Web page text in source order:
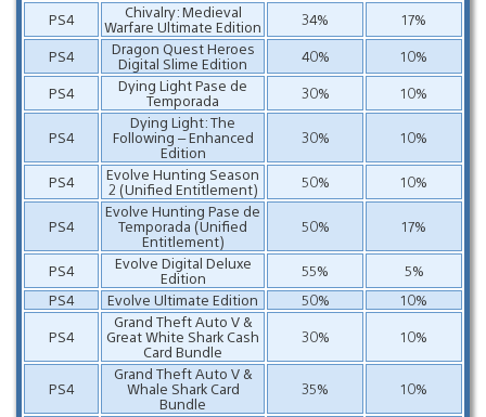
PS4
Chivalry: Medieval
Warfare Ultimate Edition
34%
17%
PS4
Dragon Quest Heroes
Digital Slime Edition
40%
10%
PS4
Dying Light Pase de
Temporada
30% 10%
PS4
Dying Light: The
Following – Enhanced
Edition
30% 10%
PS4
Evolve Hunting Season
2 (Unified Entitlement)
50% 10%
PS4
Evolve Hunting Pase de
Temporada (Unified
Entitlement)
50% 17%
PS4
Evolve Digital Deluxe
Edition
55%
5%
PS4
Evolve Ultimate Edition 50%
10%
PS4
Grand Theft Auto V &
Great White Shark Cash
Card Bundle
30% 10%
PS4
Grand Theft Auto V &
Whale Shark Card
Bundle
35%
10%